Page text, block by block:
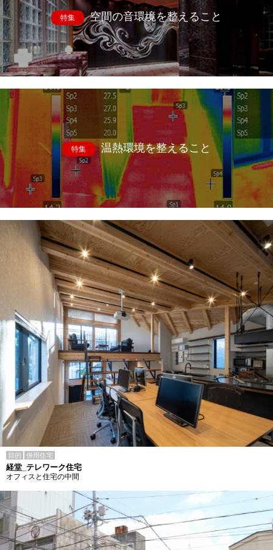
特集 空間の音環境を整えること
特集 温熱環境を整えること
目的 併用住宅
経堂_テレワーク住宅
オフィスと住宅の中間